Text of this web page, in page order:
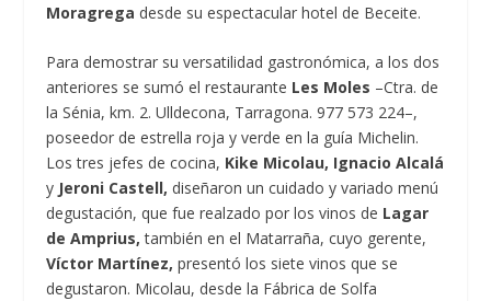
Moragrega desde su espectacular hotel de Beceite.
Para demostrar su versatilidad gastronómica, a los dos
anteriores se sumó el restaurante Les Moles –Ctra. de
la Sénia, km. 2. Ulldecona, Tarragona. 977 573 224–,
poseedor de estrella roja y verde en la guía Michelin.
Los tres jefes de cocina, Kike Micolau, Ignacio Alcalá
y Jeroni Castell, diseñaron un cuidado y variado menú
degustación, que fue realzado por los vinos de Lagar
de Amprius, también en el Matarraña, cuyo gerente,
Víctor Martínez, presentó los siete vinos que se
degustaron. Micolau, desde la Fábrica de Solfa